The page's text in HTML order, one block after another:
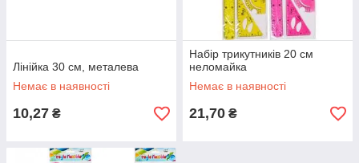
Лінійка 30 см, металева
Немає в наявності
10,27 ₴
Набір трикутників 20 см
неломайка
Немає в наявності
21,70 ₴